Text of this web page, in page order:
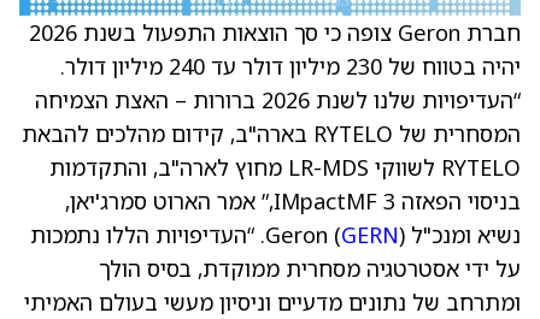
חברת Geron צופה כי סך הוצאות התפעול בשנת 2026
יהיה בטווח של 230 מיליון דולר עד 240 מיליון דולר.
“העדיפויות שלנו לשנת 2026 ברורות – האצת הצמיחה
המסחרית של RYTELO בארה"ב, קידום מהלכים להבאת
RYTELO לשווקי LR-MDS מחוץ לארה"ב, והתקדמות
בניסוי הפאזה 3 IMpactMF,” אמר הארוט סמרג'יאן,
נשיא ומנכ"ל Geron ( GERN
). “העדיפויות הללו נתמכות
על ידי אסטרטגיה מסחרית ממוקדת, בסיס הולך
ומתרחב של נתונים מדעיים וניסיון מעשי בעולם האמיתי